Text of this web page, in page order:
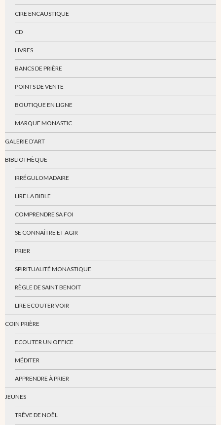
CIRE ENCAUSTIQUE
CD
LIVRES
BANCS DE PRIÈRE
POINTS DE VENTE
BOUTIQUE EN LIGNE
MARQUE MONASTIC
GALERIE D’ART
BIBLIOTHÈQUE
IRRÉGULOMADAIRE
LIRE LA BIBLE
COMPRENDRE SA FOI
SE CONNAÎTRE ET AGIR
PRIER
SPIRITUALITÉ MONASTIQUE
RÈGLE DE SAINT BENOIT
LIRE ECOUTER VOIR
COIN PRIÈRE
ECOUTER UN OFFICE
MÉDITER
APPRENDRE À PRIER
JEUNES
TRÊVE DE NOËL